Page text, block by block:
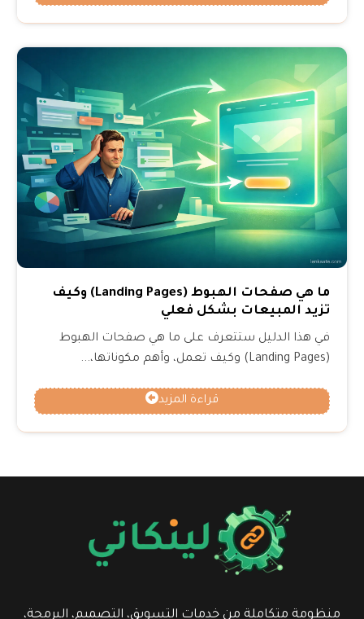
ما هي صفحات الهبوط (Landing Pages) وكيف
تزيد المبيعات بشكل فعلي
في هذا الدليل ستتعرف على ما هي صفحات الهبوط
(Landing Pages) وكيف تعمل، وأهم مكوناتها،...
قراءة المزيد
منظومة متكاملة من خدمات التسويق، التصميم، البرمجة،